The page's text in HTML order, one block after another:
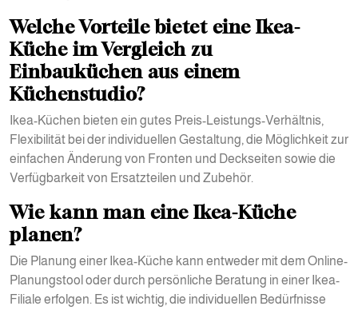
Welche Vorteile bietet eine Ikea-
Küche im Vergleich zu
Einbauküchen aus einem
Küchenstudio?
Ikea-Küchen bieten ein gutes Preis-Leistungs-Verhältnis,
Flexibilität bei der individuellen Gestaltung, die Möglichkeit zur
einfachen Änderung von Fronten und Deckseiten sowie die
Verfügbarkeit von Ersatzteilen und Zubehör.
Wie kann man eine Ikea-Küche
planen?
Die Planung einer Ikea-Küche kann entweder mit dem Online-
Planungstool oder durch persönliche Beratung in einer Ikea-
Filiale erfolgen. Es ist wichtig, die individuellen Bedürfnisse